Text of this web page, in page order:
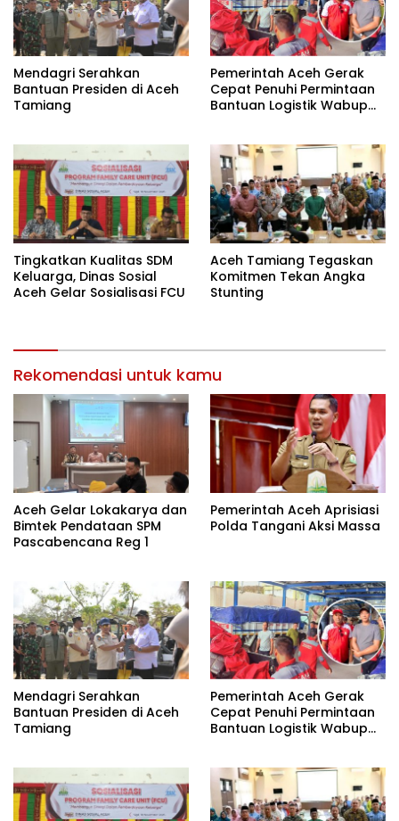
Mendagri Serahkan
Bantuan Presiden di Aceh
Tamiang
Pemerintah Aceh Gerak
Cepat Penuhi Permintaan
Bantuan Logistik Wabup
Tingkatkan Kualitas SDM
Keluarga, Dinas Sosial
Aceh Gelar Sosialisasi FCU
Aceh Tamiang Tegaskan
Komitmen Tekan Angka
Stunting
Rekomendasi untuk kamu
Aceh Gelar Lokakarya dan
Bimtek Pendataan SPM
Pascabencana Reg 1
Pemerintah Aceh Aprisiasi
Polda Tangani Aksi Massa
Mendagri Serahkan
Bantuan Presiden di Aceh
Tamiang
Pemerintah Aceh Gerak
Cepat Penuhi Permintaan
Bantuan Logistik Wabup